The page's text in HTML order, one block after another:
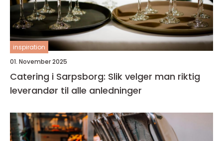
inspiration
01. November 2025
Catering i Sarpsborg: Slik velger man riktig
leverandør til alle anledninger